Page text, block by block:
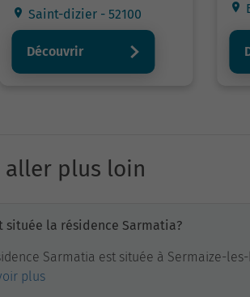
Saint-dizier - 52100
Découvrir
aller plus loin
située la résidence Sarmatia?
Sarmatia est située à Sermaize-
plus